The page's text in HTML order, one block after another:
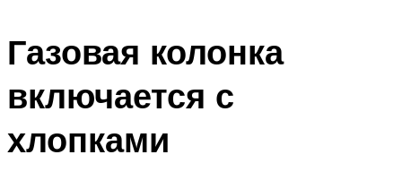
Газовая колонка
включается с
хлопками